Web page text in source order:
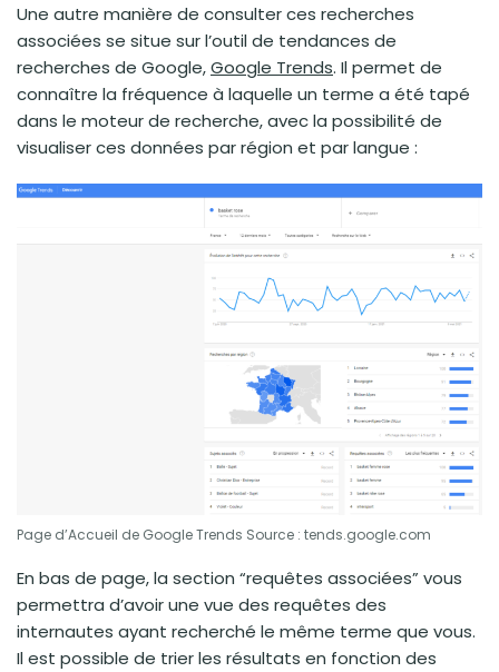
Une autre manière de consulter ces recherches
associées se situe sur l’outil de tendances de
recherches de Google,Google Trends. Il permet de
connaître la fréquence à laquelle un terme a été tapé
dans le moteur de recherche, avec la possibilité de
visualiser ces données par région et par langue :
Page d’Accueil de Google Trends Source : tends.google.com
En bas de page, la section “requêtes associées” vous
permettra d’avoir une vue des requêtes des
internautes ayant recherché le même terme que vous.
Il est possible de trier les résultats en fonction des